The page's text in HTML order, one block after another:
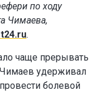
по ходу
Чимаева,
.
чаще прерывать
удерживал
болевой